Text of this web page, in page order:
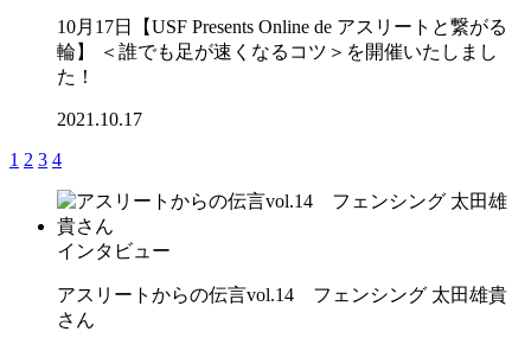
10月17日【USF Presents Online de アスリートと繋がる
輪】 ＜誰でも足が速くなるコツ＞を開催いたしまし
た！
2021.10.17
1 2 3 4
インタビュー
アスリートからの伝言vol.14 フェンシング 太田雄貴
さん